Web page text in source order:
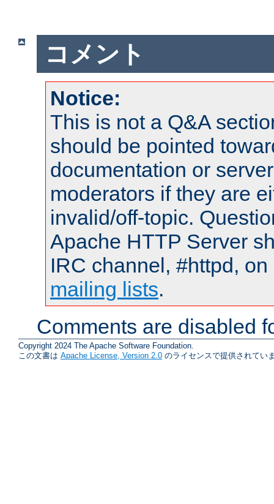
コメント
Notice:
This is not a Q&A
should be pointed
documentation or
moderators if they are
invalid/off-topic.
Apache HTTP Server
IRC channel, #httpd,
mailing lists.
Comments are disabled
Copyright 2024 The Apache Software Foundation.
この文書は Apache License, Version 2.0 のライセンスで提供されてい